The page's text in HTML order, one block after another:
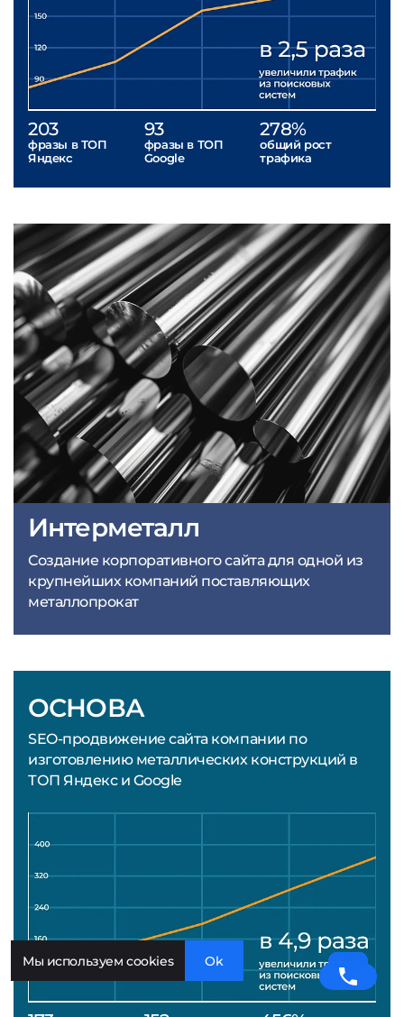
Интерметалл
Создание корпоративного сайта для одной из
крупнейших компаний поставляющих
металлопрокат
203
фразы в ТОП
Яндекс
93
фразы в ТОП
Google
278%
общий рост
трафика
ОСНОВА
SEO-продвижение сайта компании по
изготовлению металлических конструкций в
ТОП Яндекс и Google
Мы используем cookies Ok